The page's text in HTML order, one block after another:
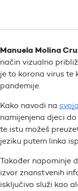
Manuela Molina
način vizualno
je to korona virus te
pandemije.
Kako navodi na
namijenjena djeci
te istu možeš
jeziku putem linka
Također napominje
izvor znanstvenih
isključivo služi kao